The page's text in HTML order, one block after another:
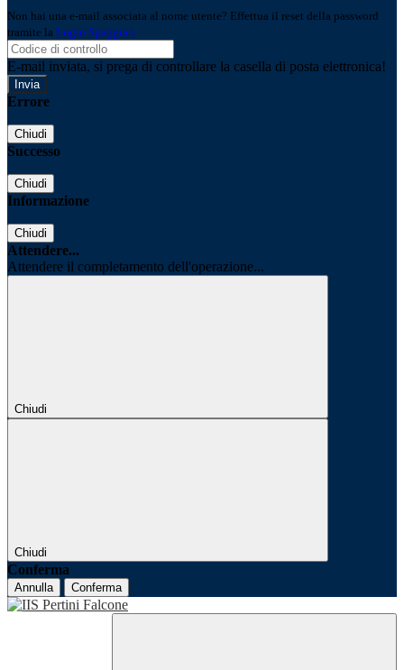
Non hai una e-mail associata al nome utente? Effettua il reset della password
tramite la Login Spaggiari
E-mail inviata, si prega di controllare la casella di posta elettronica!
Errore
Chiudi
Successo
Chiudi
Informazione
Chiudi
Attendere...
Attendere il completamento dell'operazione...
Chiudi
Chiudi
Conferma
Annulla Conferma